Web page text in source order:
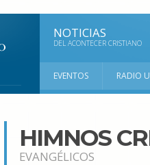
NOTICIAS
DEL ACONTECER CRISTIANO
EVENTOS RADIO
HIMNOS
EVANGÉLICOS